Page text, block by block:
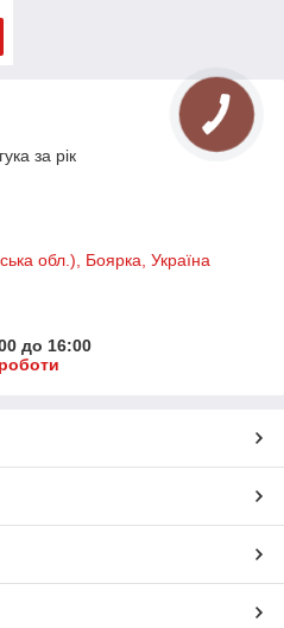
за рік
обл.), Боярка, Україна
до 16:00